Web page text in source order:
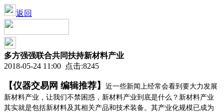
返回
多方强强联合共同扶持新材料产业
2018-05-24 11:00 点击:8245
【仪器交易网 编辑推荐】
近一些新闻上经常会看到要大力发展
新材料产业，让我们不禁困惑，新材料产业到底是什么？新材料产业
其实就是包括新材料及其相关产品和技术装备。其产业化规模已成为